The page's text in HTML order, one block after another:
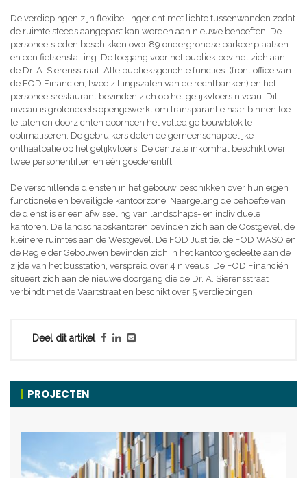
De verdiepingen zijn flexibel ingericht met lichte tussenwanden zodat
de ruimte steeds aangepast kan worden aan nieuwe behoeften. De
personeelsleden beschikken over 89 ondergrondse parkeerplaatsen
en een fietsenstalling. De toegang voor het publiek bevindt zich aan
de Dr. A. Sierensstraat. Alle publieksgerichte functies (front office van
de FOD Financiën, twee zittingszalen van de rechtbanken) en het
personeelsrestaurant bevinden zich op het gelijkvloers niveau. Dit
niveau is grotendeels opengewerkt om transparantie naar binnen toe
te laten en doorzichten doorheen het volledige bouwblok te
optimaliseren. De gebruikers delen de gemeenschappelijke
onthaalbalie op het gelijkvloers. De centrale inkomhal beschikt over
twee personenliften en één goederenlift.
De verschillende diensten in het gebouw beschikken over hun eigen
functionele en beveiligde kantoorzone. Naargelang de behoefte van
de dienst is er een afwisseling van landschaps- en individuele
kantoren. De landschapskantoren bevinden zich aan de Oostgevel, de
kleinere ruimtes aan de Westgevel. De FOD Justitie, de FOD WASO en
de Regie der Gebouwen bevinden zich in het kantoorgedeelte aan de
zijde van het busstation, verspreid over 4 niveaus. De FOD Financiën
situeert zich aan de nieuwe doorgang die de Dr. A. Sierensstraat
verbindt met de Vaartstraat en beschikt over 5 verdiepingen.
Deel dit artikel
PROJECTEN